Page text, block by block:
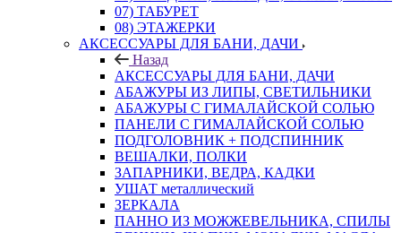
07) ТАБУРЕТ
08) ЭТАЖЕРКИ
АКСЕССУАРЫ ДЛЯ БАНИ, ДАЧИ
Назад
АКСЕССУАРЫ ДЛЯ БАНИ, ДАЧИ
АБАЖУРЫ ИЗ ЛИПЫ, СВЕТИЛЬНИКИ
АБАЖУРЫ С ГИМАЛАЙСКОЙ СОЛЬЮ
ПАНЕЛИ С ГИМАЛАЙСКОЙ СОЛЬЮ
ПОДГОЛОВНИК + ПОДСПИННИК
ВЕШАЛКИ, ПОЛКИ
ЗАПАРНИКИ, ВЕДРА, КАДКИ
УШАТ металлический
ЗЕРКАЛА
ПАННО ИЗ МОЖЖЕВЕЛЬНИКА, СПИЛЫ